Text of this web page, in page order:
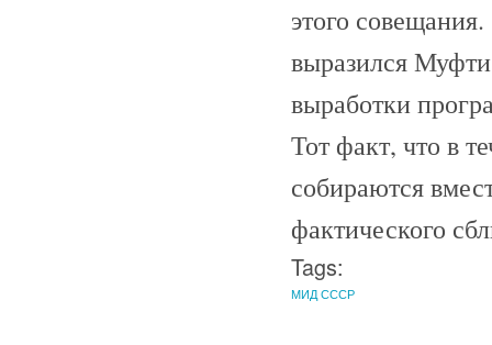
этого
выразился
выработки
Тот факт, что в
собираются
фактического
Tags:
МИД СССР